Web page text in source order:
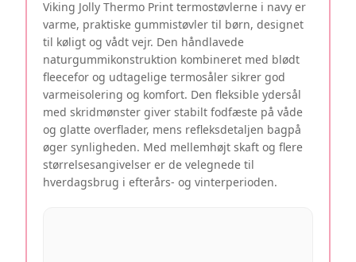
Viking Jolly Thermo Print termostøvlerne i navy er
varme, praktiske gummistøvler til børn, designet
til køligt og vådt vejr. Den håndlavede
naturgummikonstruktion kombineret med blødt
fleecefor og udtagelige termosåler sikrer god
varmeisolering og komfort. Den fleksible ydersål
med skridmønster giver stabilt fodfæste på våde
og glatte overflader, mens refleksdetaljen bagpå
øger synligheden. Med mellemhøjt skaft og flere
størrelsesangivelser er de velegnede til
hverdagsbrug i efterårs- og vinterperioden.